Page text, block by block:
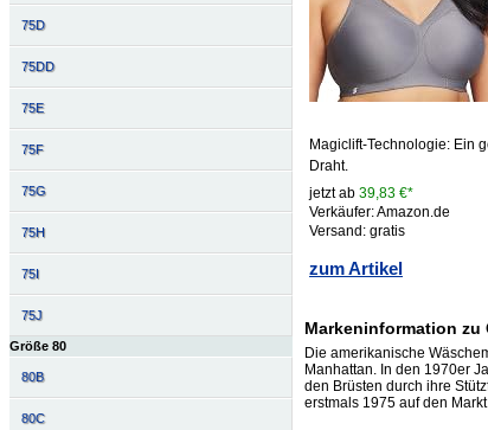
75D
75DD
75E
75F
75G
75H
75I
75J
Größe 80
80B
80C
Magiclift-Technologie: Ein
Draht.
jetzt ab39,83 €*
Verkäufer: Amazon.de
Versand: gratis
zum Artikel
Markeninformation zu
Die amerikanische
Manhattan. In den 1970er
den Brüsten durch ihre
erstmals 1975 auf den